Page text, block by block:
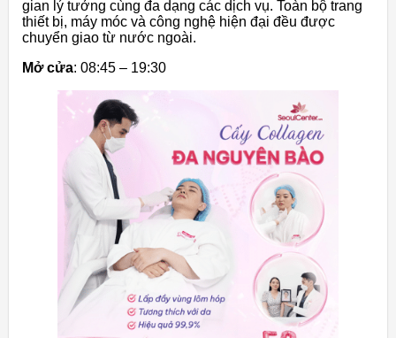
gian lý tưởng cùng đa dạng các dịch vụ. Toàn bộ trang
thiết bị, máy móc và công nghệ hiện đại đều được
chuyển giao từ nước ngoài.
Mở cửa: 08:45 – 19:30